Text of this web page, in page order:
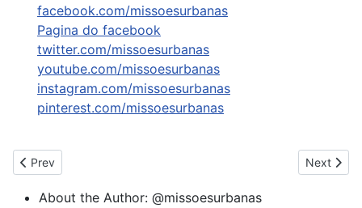
facebook.com/missoesurbanas
Pagina do facebook
twitter.com/missoesurbanas
youtube.com/missoesurbanas
instagram.com/missoesurbanas
pinterest.com/missoesurbanas
Previous article: Impacto Refrescante
Prev Next
Next
About the Author: @missoesurbanas